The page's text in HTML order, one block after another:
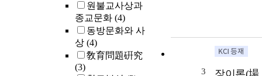
원불교사상과
종교문화 (4)
동방문화와 사
상 (4)
敎育問題硏究
(3)
3